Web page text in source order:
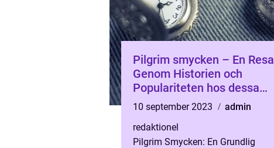
Pilgrim smycken – En Resa
Genom Historien och
Populariteten hos dessa
Matrelaterade Smycken
10 september 2023
admin
redaktionel
Pilgrim Smycken: En Grundlig